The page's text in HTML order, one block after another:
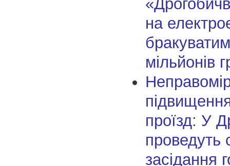
на
мільйонів
проїзд: У
проведуть
засідання